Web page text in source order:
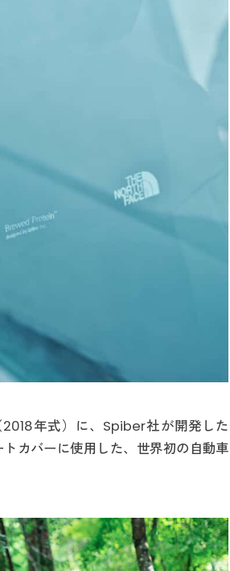
年式）に、Spiber社が開発した
カバーに使用した、世界初の自動車